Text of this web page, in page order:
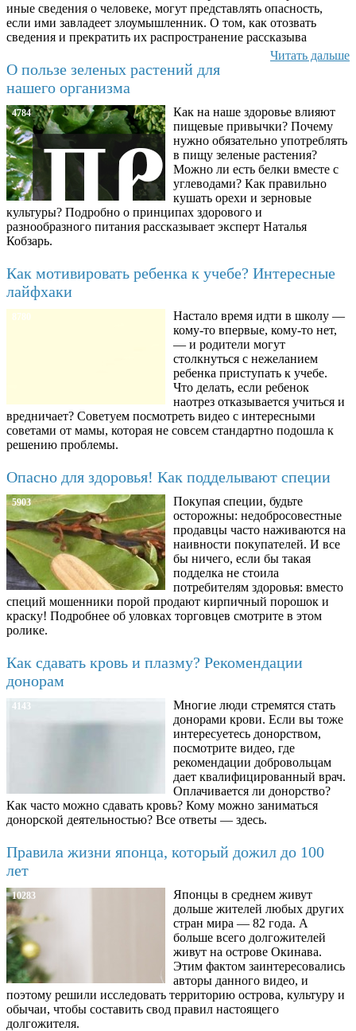
иные сведения о человеке, могут представлять опасность,
если ими завладеет злоумышленник. О том, как отозвать
сведения и прекратить их распространение рассказыва
Читать дальше
О пользе зеленых растений для
нашего организма
4784
Как на наше здоровье влияют
пищевые привычки? Почему
нужно обязательно употреблять
в пищу зеленые растения?
Можно ли есть белки вместе с
углеводами? Как правильно
кушать орехи и зерновые
культуры? Подробно о принципах здорового и
разнообразного питания рассказывает эксперт Наталья
Кобзарь.
Как мотивировать ребенка к учебе? Интересные
лайфхаки
8780
Настало время идти в школу —
кому-то впервые, кому-то нет,
— и родители могут
столкнуться с нежеланием
ребенка приступать к учебе.
Что делать, если ребенок
наотрез отказывается учиться и
вредничает? Советуем посмотреть видео с интересными
советами от мамы, которая не совсем стандартно подошла к
решению проблемы.
Опасно для здоровья! Как подделывают специи
5903
Покупая специи, будьте
осторожны: недобросовестные
продавцы часто наживаются на
наивности покупателей. И все
бы ничего, если бы такая
подделка не стоила
потребителям здоровья: вместо
специй мошенники порой продают кирпичный порошок и
краску! Подробнее об уловках торговцев смотрите в этом
ролике.
Как сдавать кровь и плазму? Рекомендации
донорам
4143
Многие люди стремятся стать
донорами крови. Если вы тоже
интересуетесь донорством,
посмотрите видео, где
рекомендации добровольцам
дает квалифицированный врач.
Оплачивается ли донорство?
Как часто можно сдавать кровь? Кому можно заниматься
донорской деятельностью? Все ответы — здесь.
Правила жизни японца, который дожил до 100
лет
10283
Японцы в среднем живут
дольше жителей любых других
стран мира — 82 года. А
больше всего долгожителей
живут на острове Окинава.
Этим фактом заинтересовались
авторы данного видео, и
поэтому решили исследовать территорию острова, культуру и
обычаи, чтобы составить свод правил настоящего
долгожителя.